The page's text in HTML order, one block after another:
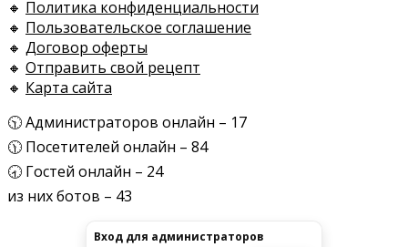
🔸 Политика конфиденциальности
🔸 Пользовательское соглашение
🔸 Договор оферты
🔸 Отправить свой рецепт
🔸 Карта сайта
🕥 Администраторов онлайн – 17
🕦 Посетителей онлайн – 84
🕣 Гостей онлайн – 24
из них ботов – 43
Вход для администраторов